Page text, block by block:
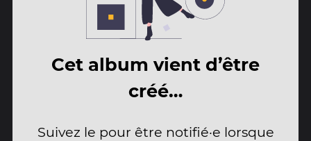
Cet album vient d’être
créé…
Suivez le pour être notifié·e lorsque